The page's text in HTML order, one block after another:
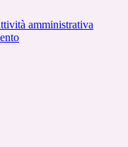
amministrativa